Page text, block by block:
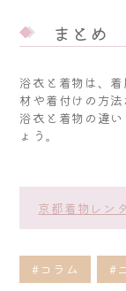
まとめ
浴衣と着物は、
材や着付けの方
浴衣と着物の違
ょう。
京都着物レン
#コラム #